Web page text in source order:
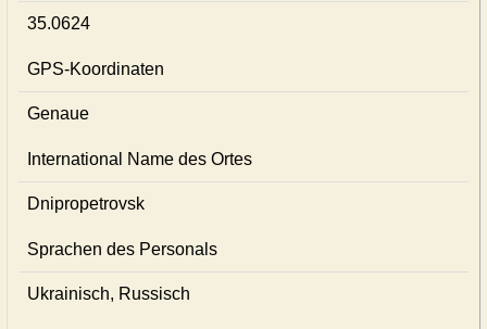
35.0624
GPS-Koordinaten
Genaue
International Name des Ortes
Dnipropetrovsk
Sprachen des Personals
Ukrainisch, Russisch